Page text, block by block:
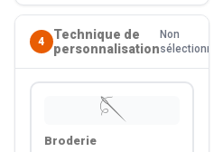
4
Technique de
personnalisation
Non
sélectionné
🪡
Broderie